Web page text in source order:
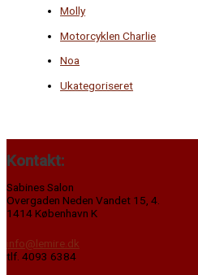
Molly
Motorcyklen Charlie
Noa
Ukategoriseret
Kontakt:
Sabines Salon
Overgaden Neden Vandet 15, 4.
1414 København K
info@lemire.dk
tlf. 4093 6384